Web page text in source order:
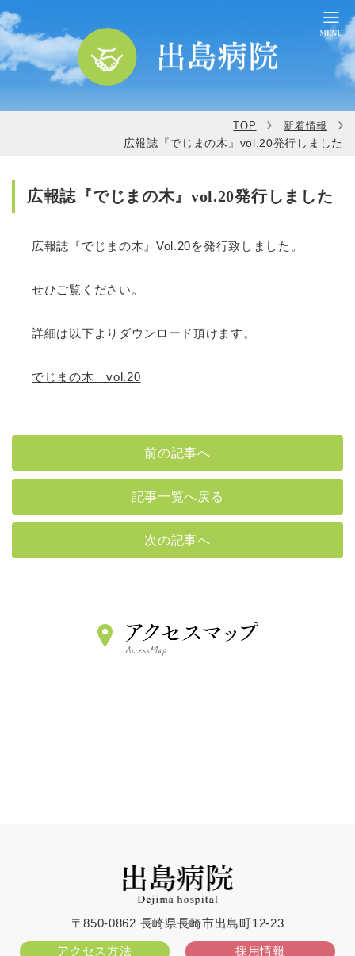
TOP 新着情報
広報誌『でじまの木』vol.20発行しました
広報誌『でじまの木』vol.20発行しました
広報誌『でじまの木』Vol.20を発行致しました。
せひご覧ください。
詳細は以下よりダウンロード頂けます。
でじまの木 vol.20
前の記事へ
記事一覧へ戻る
次の記事へ
〒850-0862 長崎県長崎市出島町12-23
アクセス方法 採用情報